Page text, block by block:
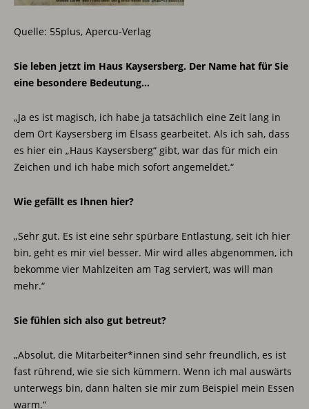
Quelle: 55plus, Apercu-Verlag
Sie leben jetzt im Haus Kaysersberg. Der Name hat für Sie
eine besondere Bedeutung…
„Ja es ist magisch, ich habe ja tatsächlich eine Zeit lang in
dem Ort Kaysersberg im Elsass gearbeitet. Als ich sah, dass
es hier ein „Haus Kaysersberg“ gibt, war das für mich ein
Zeichen und ich habe mich sofort angemeldet.“
Wie gefällt es Ihnen hier?
„Sehr gut. Es ist eine sehr spürbare Entlastung, seit ich hier
bin, geht es mir viel besser. Mir wird alles abgenommen, ich
bekomme vier Mahlzeiten am Tag serviert, was will man
mehr.“
Sie fühlen sich also gut betreut?
„Absolut, die Mitarbeiter*innen sind sehr freundlich, es ist
fast rührend, wie sie sich kümmern. Wenn ich mal auswärts
unterwegs bin, dann halten sie mir zum Beispiel mein Essen
warm.“